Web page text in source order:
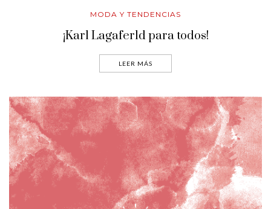
MODA Y TENDENCIAS
¡Karl Lagaferld para todos!
LEER MÁS